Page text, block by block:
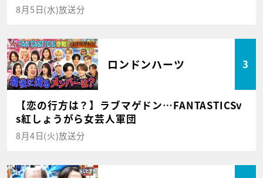
8月5日(水)放送分
ロンドンハーツ 3
【恋の行方は？】ラブマゲドン…FANTASTICSv
s紅しょうがら女芸人軍団
8月4日(火)放送分